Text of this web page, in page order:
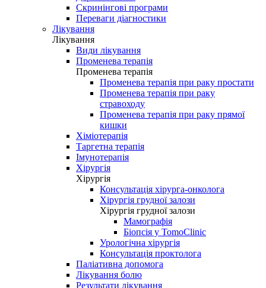
Скринінгові програми
Переваги діагностики
Лікування
Лікування
Види лікування
Променева терапія
Променева терапія
Променева терапія при раку простати
Променева терапія при раку
стравоходу
Променева терапія при раку прямої
кишки
Хіміотерапія
Таргетна терапія
Імунотерапія
Хірургія
Хірургія
Консультація хірурга-онколога
Хірургія грудної залози
Хірургія грудної залози
Мамографія
Біопсія у TomoClinic
Урологічна хірургія
Консультація проктолога
Паліативна допомога
Лікування болю
Результати лікування